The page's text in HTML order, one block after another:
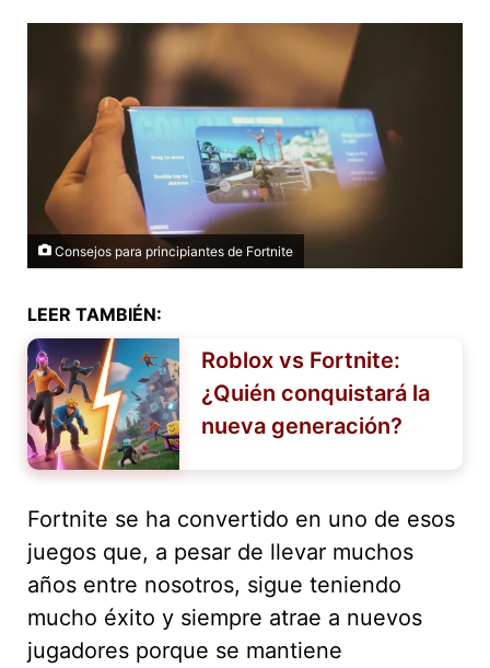
Consejos para principiantes de Fortnite
LEER TAMBIÉN:
Roblox vs Fortnite:
¿Quién conquistará la
nueva generación?
Fortnite se ha convertido en uno de esos
juegos que, a pesar de llevar muchos
años entre nosotros, sigue teniendo
mucho éxito y siempre atrae a nuevos
jugadores porque se mantiene